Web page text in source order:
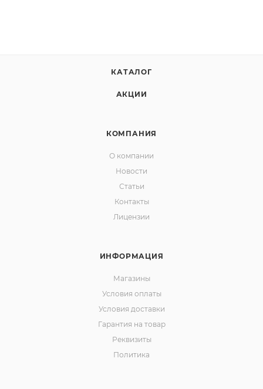
КАТАЛОГ
АКЦИИ
КОМПАНИЯ
О компании
Новости
Статьи
Контакты
Лицензии
ИНФОРМАЦИЯ
Магазины
Условия оплаты
Условия доставки
Гарантия на товар
Реквизиты
Политика